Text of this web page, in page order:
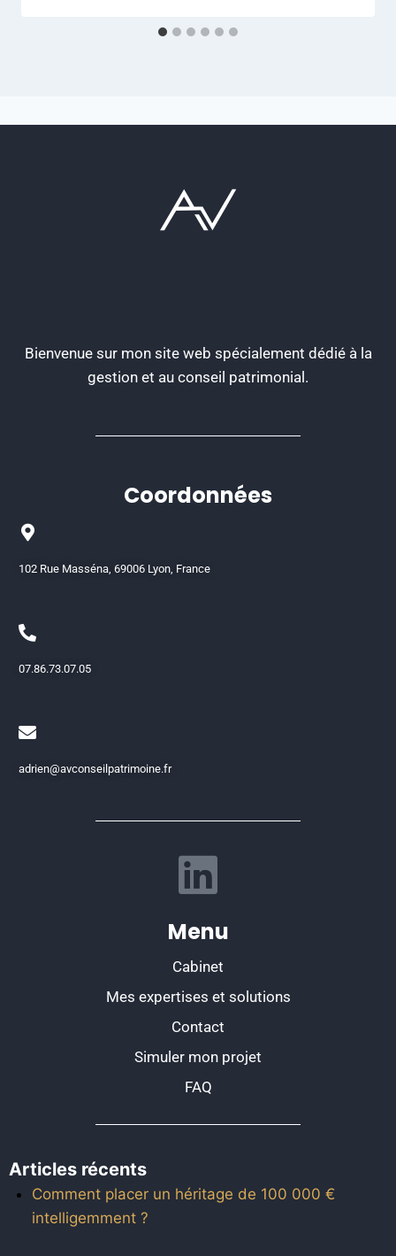
Bienvenue sur mon site web spécialement dédié à la
gestion et au conseil patrimonial.
Coordonnées
102 Rue Masséna, 69006 Lyon, France
07.86.73.07.05
adrien@avconseilpatrimoine.fr
Menu
Cabinet
Mes expertises et solutions
Contact
Simuler mon projet
FAQ
Articles récents
Comment placer un héritage de 100 000 €
intelligemment ?